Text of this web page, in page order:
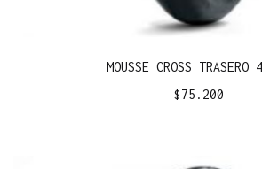
MOUSSE CROSS TRASERO
$75.200